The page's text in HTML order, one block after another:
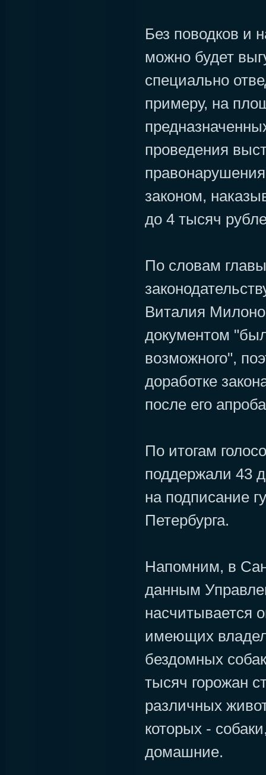
Без поводков и
можно будет
специально
примеру, на
проведения
законом,
до 4 тысяч
По словам
Виталия
документом
возможного",
доработке
после его
По итогам
поддержали 43
на подписание
Петербурга.
Напомним, в
данным
насчитывается
имеющих
бездомных
тысяч горожан
различных
которых -
домашние.